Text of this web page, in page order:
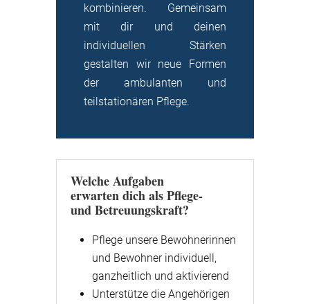
kombinieren. Gemeinsam
mit dir und deinen
individuellen Stärken
gestalten wir neue Formen
der ambulanten und
teilstationären Pflege.
Welche Aufgaben
erwarten dich als Pflege-
und Betreuungskraft?
Pflege unsere Bewohnerinnen
und Bewohner individuell,
ganzheitlich und aktivierend
Unterstütze die Angehörigen